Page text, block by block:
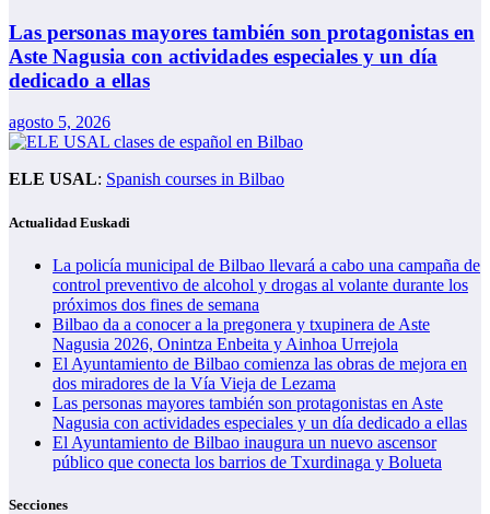
Las personas mayores también son protagonistas en
Aste Nagusia con actividades especiales y un día
dedicado a ellas
agosto 5, 2026
ELE USAL: Spanish courses in Bilbao
Actualidad Euskadi
La policía municipal de Bilbao llevará a cabo una campaña de
control preventivo de alcohol y drogas al volante durante los
próximos dos fines de semana
Bilbao da a conocer a la pregonera y txupinera de Aste
Nagusia 2026, Onintza Enbeita y Ainhoa Urrejola
El Ayuntamiento de Bilbao comienza las obras de mejora en
dos miradores de la Vía Vieja de Lezama
Las personas mayores también son protagonistas en Aste
Nagusia con actividades especiales y un día dedicado a ellas
El Ayuntamiento de Bilbao inaugura un nuevo ascensor
público que conecta los barrios de Txurdinaga y Bolueta
Secciones